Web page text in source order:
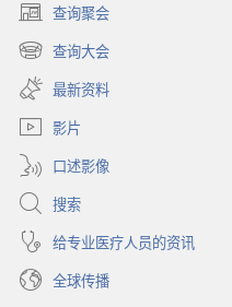
查询聚会
（打
开
新
窗
口）
查询大会
（打
开
新
窗
最新资料
影片
口述影像
搜索
给专业医疗人员的资讯
全球传播